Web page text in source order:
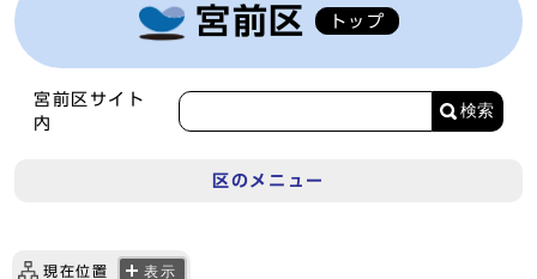
宮前区 トップ
宮前区サイト
内
検索
区のメニュー
現在位置 表示